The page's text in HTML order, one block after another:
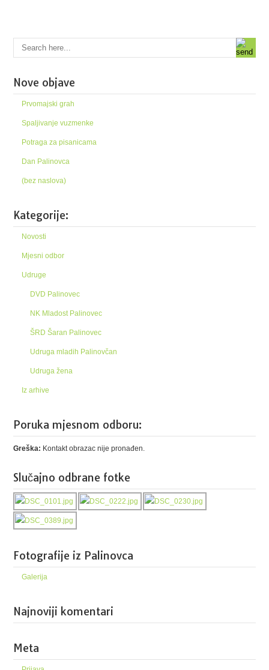
Nove objave
Prvomajski grah
Spaljivanje vuzmenke
Potraga za pisanicama
Dan Palinovca
(bez naslova)
Kategorije:
Novosti
Mjesni odbor
Udruge
DVD Palinovec
NK Mladost Palinovec
ŠRD Šaran Palinovec
Udruga mladih Palinovčan
Udruga žena
Iz arhive
Poruka mjesnom odboru:
Greška: Kontakt obrazac nije pronađen.
Slučajno odbrane fotke
Fotografije iz Palinovca
Galerija
Najnoviji komentari
Meta